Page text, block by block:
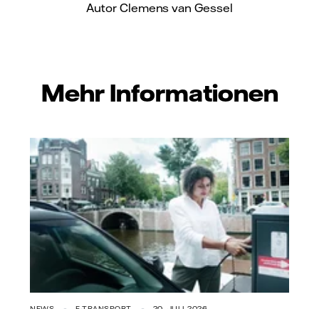
Autor Clemens van Gessel
Mehr Informationen